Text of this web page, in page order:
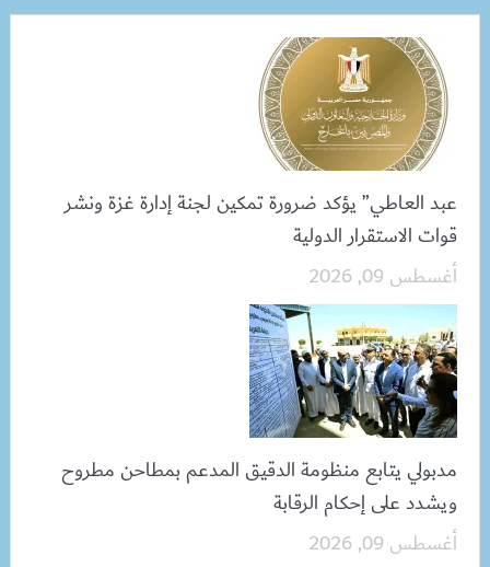
عبد العاطي” يؤكد ضرورة تمكين لجنة إدارة غزة ونشر
قوات الاستقرار الدولية
أغسطس 09, 2026
مدبولي يتابع منظومة الدقيق المدعم بمطاحن مطروح
ويشدد على إحكام الرقابة
أغسطس 09, 2026